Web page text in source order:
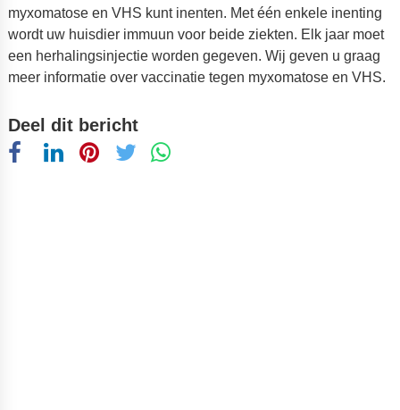
myxomatose en VHS kunt inenten. Met één enkele inenting
wordt uw huisdier immuun voor beide ziekten. Elk jaar moet
een herhalingsinjectie worden gegeven. Wij geven u graag
meer informatie over vaccinatie tegen myxomatose en VHS.
Deel dit bericht